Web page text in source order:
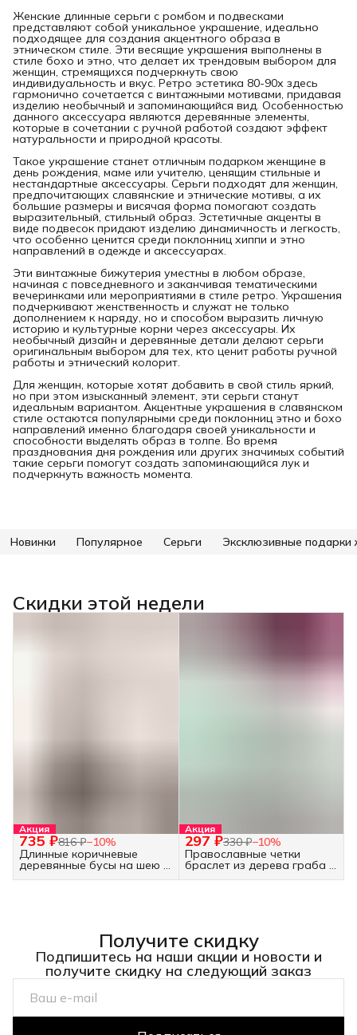
Женские длинные серьги с ромбом и подвесками
представляют собой уникальное украшение, идеально
подходящее для создания акцентного образа в
этническом стиле. Эти весящие украшения выполнены в
стиле бохо и этно, что делает их трендовым выбором для
женщин, стремящихся подчеркнуть свою
индивидуальность и вкус. Ретро эстетика 80-90х здесь
гармонично сочетается с винтажными мотивами, придавая
изделию необычный и запоминающийся вид. Особенностью
данного аксессуара являются деревянные элементы,
которые в сочетании с ручной работой создают эффект
натуральности и природной красоты.
Такое украшение станет отличным подарком женщине в
день рождения, маме или учителю, ценящим стильные и
нестандартные аксессуары. Серьги подходят для женщин,
предпочитающих славянские и этнические мотивы, а их
большие размеры и висячая форма помогают создать
выразительный, стильный образ. Эстетичные акценты в
виде подвесок придают изделию динамичность и легкость,
что особенно ценится среди поклонниц хиппи и этно
направлений в одежде и аксессуарах.
Эти винтажные бижутерия уместны в любом образе,
начиная с повседневного и заканчивая тематическими
вечеринками или мероприятиями в стиле ретро. Украшения
подчеркивают женственность и служат не только
дополнением к наряду, но и способом выразить личную
историю и культурные корни через аксессуары. Их
необычный дизайн и деревянные детали делают серьги
оригинальным выбором для тех, кто ценит работы ручной
работы и этнический колорит.
Для женщин, которые хотят добавить в свой стиль яркий,
но при этом изысканный элемент, эти серьги станут
идеальным вариантом. Акцентные украшения в славянском
стиле остаются популярными среди поклонниц этно и бохо
направлений именно благодаря своей уникальности и
способности выделять образ в толпе. Во время
празднования дня рождения или других значимых событий
такие серьги помогут создать запоминающийся лук и
подчеркнуть важность момента.
Новинки Популярное Серьги Эксклюзивные
Скидки этой недели
Акция
735 ₽816 ₽−10%
Длинные коричневые
деревянные бусы на шею -
Акция
297 ₽330 ₽−10%
Православные четки
браслет из дерева граба -
Получите скидку
Подпишитесь на наши акции и новости и
получите скидку на следующий заказ